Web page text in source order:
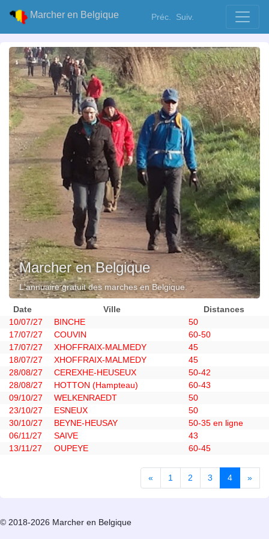
Marcher en Belgique Préc. Suiv.
Marcher en Belgique
L'annuaire gratuit des marches en Belgique.
Date Ville
Distances
10/07/27
BINCHE
50
17/07/27
COUVIN
60-50
17/07/27
XHOFFRAIX-MALMEDY
45
18/07/27
XHOFFRAIX-MALMEDY
45
28/08/27
CEREXHE-HEUSEUX
50-42
28/08/27
HOTTON (Hampteau)
60-43
09/10/27
WELKENRAEDT
50
23/10/27
ESNEUX
50
30/10/27
BEYNE-HEUSAY
50-35 en ligne
06/11/27
SAIVE
43
13/11/27
OUPEYE 60-45
« Previous
1 2 3 4 (current)
»
© 2018-2026 Marcher en Belgique